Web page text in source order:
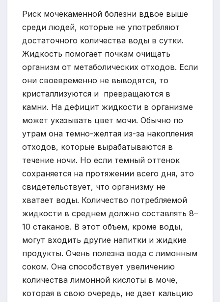
Риск мочекаменной болезни вдвое выше
среди людей, которые не употребляют
достаточного количества воды в сутки.
Жидкость помогает почкам очищать
организм от метаболических отходов. Если
они своевременно не выводятся, то
кристаллизуются и превращаются в
камни. На дефицит жидкости в организме
может указывать цвет мочи. Обычно по
утрам она темно-желтая из-за накопления
отходов, которые вырабатываются в
течение ночи. Но если темный оттенок
сохраняется на протяжении всего дня, это
свидетельствует, что организму не
хватает воды. Количество потребляемой
жидкости в среднем должно составлять 8–
10 стаканов. В этот объем, кроме воды,
могут входить другие напитки и жидкие
продукты. Очень полезна вода с лимонным
соком. Она способствует увеличению
количества лимонной кислоты в моче,
которая в свою очередь, не дает кальцию